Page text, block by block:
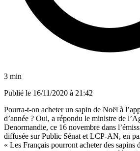
3 min
Publié le 16/11/2020 à 21:42
Pourra-t-on acheter un sapin de Noël à
d’année ? Oui, a répondu le ministre de
Denormandie, ce 16 novembre dans
diffusée sur Public Sénat et LCP-AN, en
« Les Français pourront acheter des sapins